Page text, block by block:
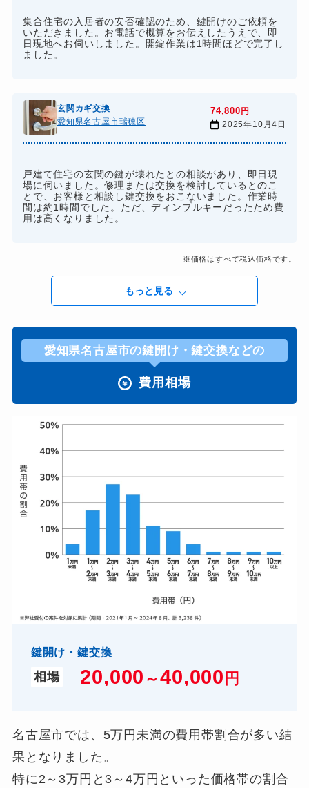
集合住宅の入居者の安否確認のため、鍵開けのご依頼を
いただきました。お電話で概算をお伝えしたうえで、即
日現地へお伺いしました。開錠作業は1時間ほどで完了し
ました。
玄関カギ交換
愛知県名古屋市瑞穂区
74,800円
2025年10月4日
戸建て住宅の玄関の鍵が壊れたとの相談があり、即日現
場に伺いました。修理または交換を検討しているとのこ
とで、お客様と相談し鍵交換をおこないました。作業時
間は約1時間でした。ただ、ディンプルキーだったため費
用は高くなりました。
※価格はすべて税込価格です。
もっと見る
愛知県名古屋市の鍵開け・鍵交換などの
費用相場
鍵開け・鍵交換
相場 20,000 ～40,000 円
名古屋市では、5万円未満の費用帯割合が多い結
果となりました。
特に2～3万円と3～4万円といった価格帯の割合